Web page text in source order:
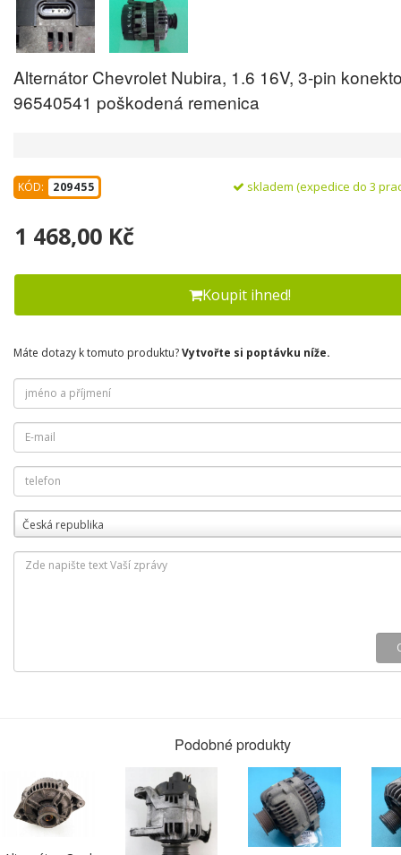
Alternátor Chevrolet Nubira, 1.6 16V, 3-pin
96540541 poškodená remenica
KÓD: 209455 skladem (expedice do 3
1 468,00 Kč
Koupit ihned!
Máte dotazy k tomuto produktu? Vytvořte si poptávku níže.
Česká republika
Podobné produkty